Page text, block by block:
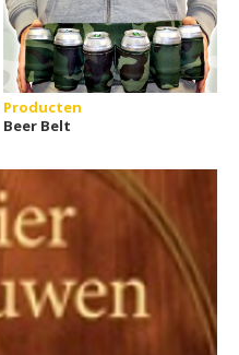
Producten
Beer Belt